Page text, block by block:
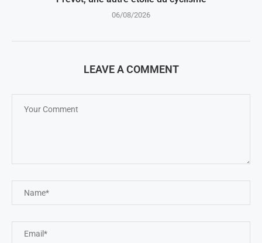
06/08/2026
LEAVE A COMMENT